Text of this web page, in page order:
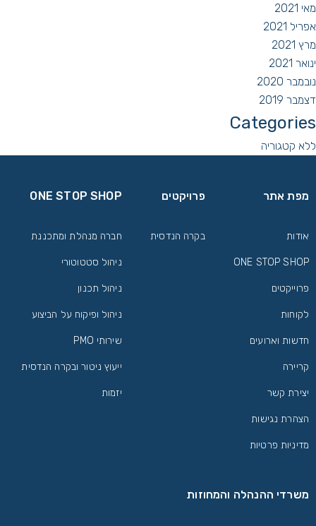
מאי 2021
אפריל 2021
מרץ 2021
ינואר 2021
נובמבר 2020
דצמבר 2019
Categories
ללא קטגוריה
מפת אתר
אודות
ONE STOP SHOP
פרוייקטים
לקוחות
חדשות וארועים
קריירה
יצירת קשר
הצהרת נגישות
מדיניות פרטיות
פרויקטים
בקרה הנדסית
ONE STOP SHOP
חברה מנהלת ומתכננת
ניהול סטטוטורי
ניהול תכנון
ניהול ופיקוח על הביצוע
שירותי PMO
ייעוץ ניטור ובקרה הנדסית
יזמות
משרדי ההנהלה והמחוזות